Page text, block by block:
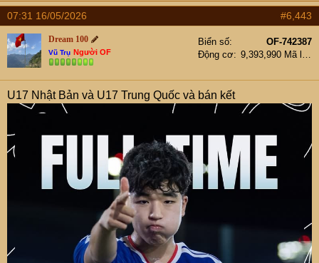
a
c
t
i
o
n
s
07:31 16/05/2026 #6,443
Dream 100
Vũ Trụ Người OF
Biển số
OF-742387
Động cơ
U17 Nhật Bản và U17 Trung Quốc và bán kết